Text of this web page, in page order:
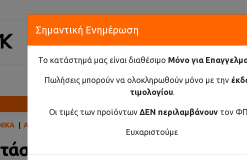
ΑΠΑΓΩΓΕΊΣ ΥΠΕΡΤΆΣΕΩΝ Τ2+Τ3 ΜΕ ΑΠΟΣΠΏΜΕΝΟ ΦΥΣΊΓΓΙΟ
Τ2+Τ3 με αποσπώμενο
Σημαντική Ενημέρωση
Το κατάστημά μας είναι διαθέσιμο Μόνο για
Πωλήσεις μπορούν να ολοκληρωθούν μόνο με την
τιμολογίου.
Οι τιμές των προϊόντων ΔΕΝ περιλαμβάνουν τον
Ευχαριστούμε